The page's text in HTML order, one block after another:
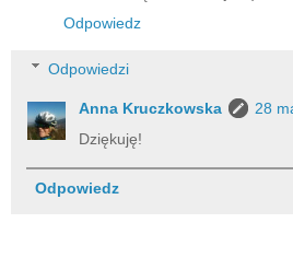
Odpowiedz
Odpowiedzi
Anna Kruczkowska
28
Dziękuję!
Odpowiedz